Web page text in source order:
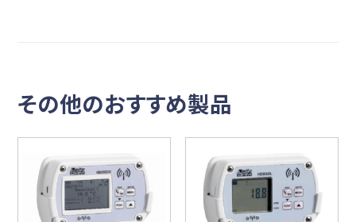
その他のおすすめ製品